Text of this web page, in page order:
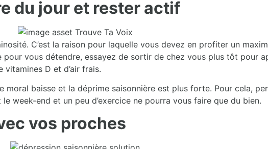
du jour et rester actif
C’est la raison pour laquelle vous devez en profiter un
pour vous détendre, essayez de sortir de chez vous plus tôt pour
vitamines D et d’air frais.
baisse et la déprime saisonnière est plus forte. Pour cela,
week-end et un peu d’exercice ne pourra vous faire que du bien.
vos proches